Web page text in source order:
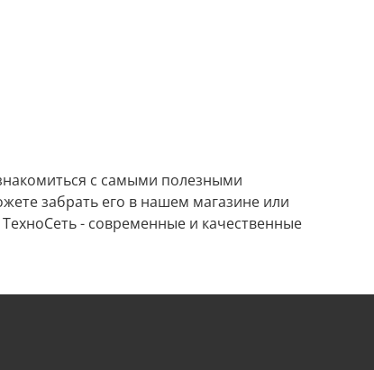
с самыми полезными
забрать его в нашем магазине или
- современные и качественные